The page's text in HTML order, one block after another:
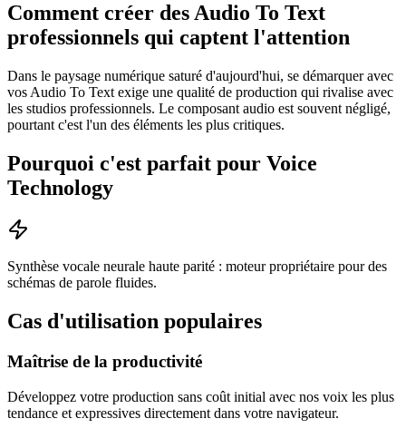
Comment créer des Audio To Text
professionnels qui captent l'attention
Dans le paysage numérique saturé d'aujourd'hui, se démarquer avec
vos Audio To Text exige une qualité de production qui rivalise avec
les studios professionnels. Le composant audio est souvent négligé,
pourtant c'est l'un des éléments les plus critiques.
Pourquoi c'est parfait pour Voice
Technology
Synthèse vocale neurale haute parité : moteur propriétaire pour des
schémas de parole fluides.
Cas d'utilisation populaires
Maîtrise de la productivité
Développez votre production sans coût initial avec nos voix les plus
tendance et expressives directement dans votre navigateur.